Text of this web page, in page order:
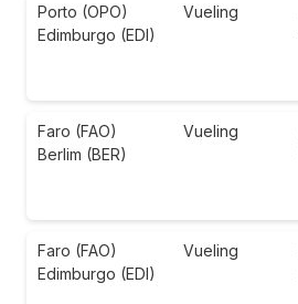
Porto (OPO)
Edimburgo (EDI)
Vueling
Faro (FAO)
Berlim (BER)
Vueling
Faro (FAO)
Edimburgo (EDI)
Vueling